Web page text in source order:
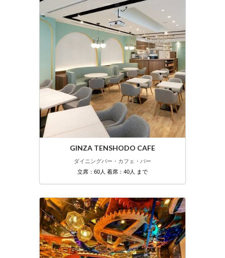
GINZA TENSHODO CAFE
ダイニングバー・カフェ・バー
立席：60人 着席：40人 まで